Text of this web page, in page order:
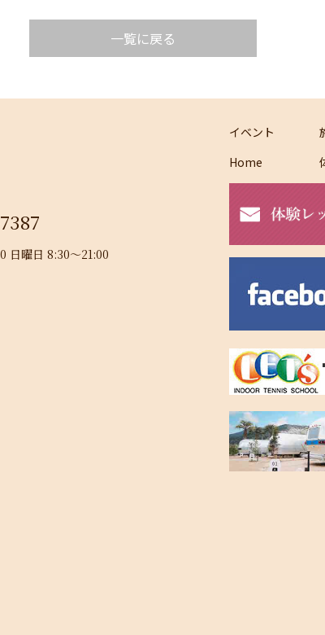
一覧に戻る
日曜日 8:30～21:00
イベント
Home